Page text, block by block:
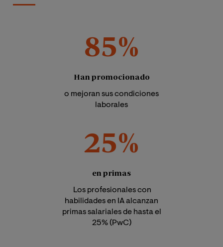
85%
Han promocionado
o mejoran sus condiciones
laborales
25%
en primas
Los profesionales con
habilidades en IA alcanzan
primas salariales de hasta el
25% (PwC)